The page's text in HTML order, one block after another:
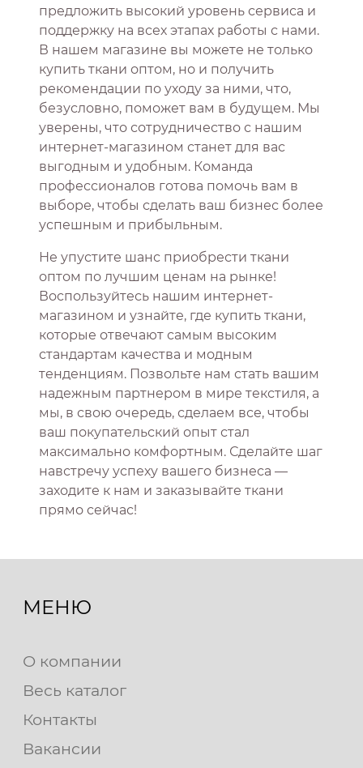
предложить высокий уровень сервиса и
поддержку на всех этапах работы с нами.
В нашем магазине вы можете не только
купить ткани оптом, но и получить
рекомендации по уходу за ними, что,
безусловно, поможет вам в будущем. Мы
уверены, что сотрудничество с нашим
интернет-магазином станет для вас
выгодным и удобным. Команда
профессионалов готова помочь вам в
выборе, чтобы сделать ваш бизнес более
успешным и прибыльным.
Не упустите шанс приобрести ткани
оптом по лучшим ценам на рынке!
Воспользуйтесь нашим интернет-
магазином и узнайте, где купить ткани,
которые отвечают самым высоким
стандартам качества и модным
тенденциям. Позвольте нам стать вашим
надежным партнером в мире текстиля, а
мы, в свою очередь, сделаем все, чтобы
ваш покупательский опыт стал
максимально комфортным. Сделайте шаг
навстречу успеху вашего бизнеса —
заходите к нам и заказывайте ткани
прямо сейчас!
МЕНЮ
О компании
Весь каталог
Контакты
Вакансии